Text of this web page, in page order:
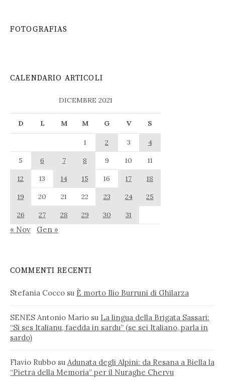
FOTOGRAFIAS
CALENDARIO ARTICOLI
DICEMBRE 2021
D L M M G V S
1 2 3
4
5
6 7 8 9 10
11
12
13 14 15 16 17
18
19
20 21 22 23 24
25
26
27 28 29 30 31
« Nov Gen »
COMMENTI RECENTI
Stefania Cocco su È morto Ilio Burruni di Ghilarza
SENES Antonio Mario su La lingua della Brigata Sassari:
“Si ses Italianu, faedda in sardu” (se sei Italiano, parla in
sardo)
Flavio Rubbo su Adunata degli Alpini: da Resana a Biella la
“Pietra della Memoria” per il Nuraghe Chervu